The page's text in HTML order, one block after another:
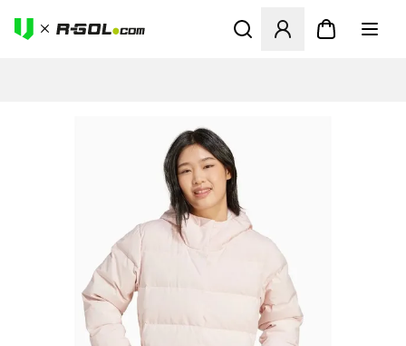
Megnyit egy modált a